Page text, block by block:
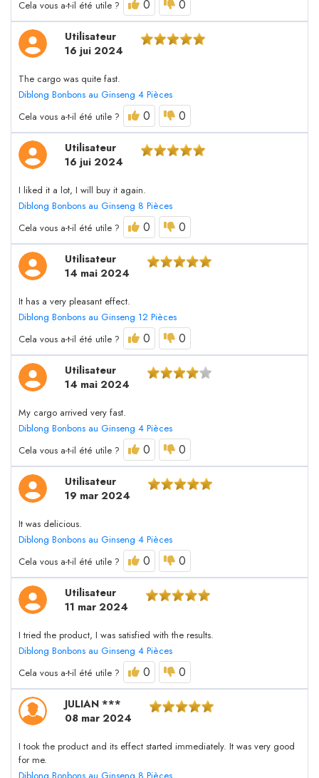
Cela vous a-t-il été utile ?
0 0
Utilisateur
16 jui 2024
The cargo was quite fast.
Diblong Bonbons au Ginseng 4 Pièces
Cela vous a-t-il été utile ?
0 0
Utilisateur
16 jui 2024
I liked it a lot, I will buy it again.
Diblong Bonbons au Ginseng 8 Pièces
Cela vous a-t-il été utile ?
0 0
Utilisateur
14 mai 2024
It has a very pleasant effect.
Diblong Bonbons au Ginseng 12 Pièces
Cela vous a-t-il été utile ?
0 0
Utilisateur
14 mai 2024
My cargo arrived very fast.
Diblong Bonbons au Ginseng 4 Pièces
Cela vous a-t-il été utile ?
0 0
Utilisateur
19 mar 2024
It was delicious.
Diblong Bonbons au Ginseng 4 Pièces
Cela vous a-t-il été utile ?
0 0
Utilisateur
11 mar 2024
I tried the product, I was satisfied with the results.
Diblong Bonbons au Ginseng 4 Pièces
Cela vous a-t-il été utile ?
0 0
JULIAN ***
08 mar 2024
I took the product and its effect started immediately. It was very good
for me.